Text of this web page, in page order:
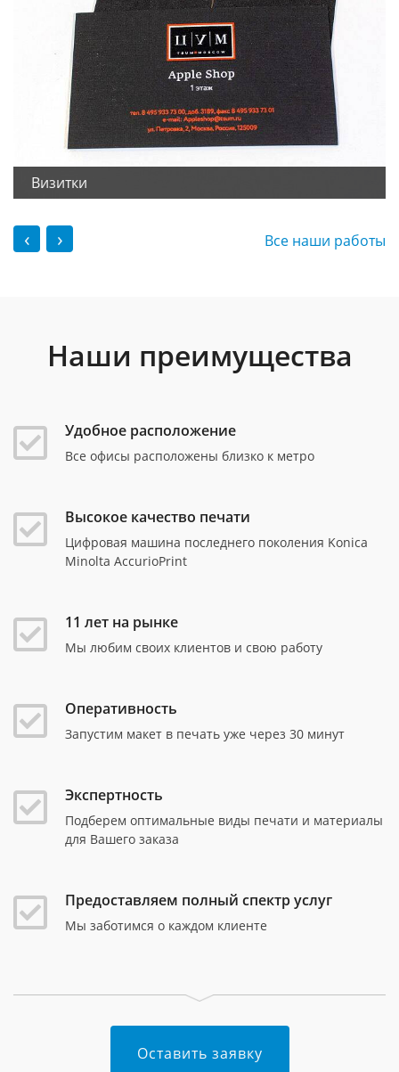
Визитки
‹ › Все наши работы
Наши преимущества
Удобное расположение
Все офисы расположены близко к метро
Высокое качество печати
Цифровая машина последнего поколения Konica
Minolta AccurioPrint
11 лет на рынке
Мы любим своих клиентов и свою работу
Оперативность
Запустим макет в печать уже через 30 минут
Экспертность
Подберем оптимальные виды печати и материалы
для Вашего заказа
Предоставляем полный спектр услуг
Мы заботимся о каждом клиенте
Оставить заявку